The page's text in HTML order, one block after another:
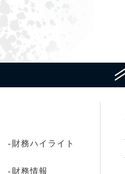
財務ハイライト
財務情報